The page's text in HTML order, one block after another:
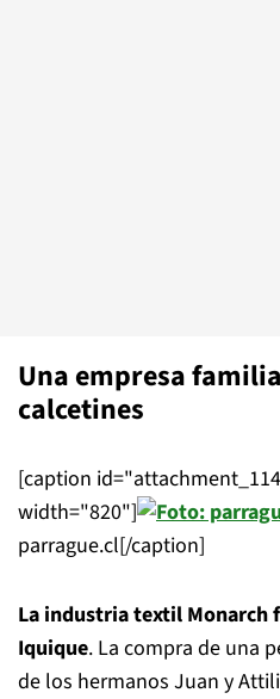
Una empresa
calcetines
[caption
width="820"]
parrague.cl[/caption]
La industria textil Monarch
Iquique. La compra de una
de los hermanos Juan y